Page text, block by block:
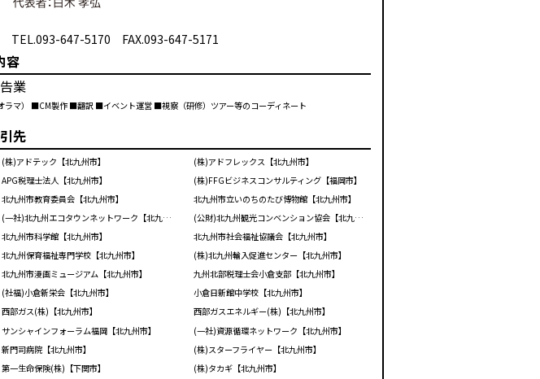
TEL.093-647-5170 FAX.093-647-5171
容
業
マ） ■CM製作 ■翻訳 ■イベント運営 ■視察（研修）ツアー等のコーディネート
先
(株)アドテック【北九州市】
(株)アドフレックス【北九州市】
APG税理士法人【北九州市】
(株)FFGビジネスコンサルティング【福岡市】
北九州市教育委員会【北九州市】
北九州市立いのちのたび博物館【北九州市】
(一社)北九州エコタウンネットワーク【北九州市】
(公財)北九州観光コンベンション協会【北九州市】
北九州市科学館【北九州市】
北九州市社会福祉協議会【北九州市】
北九州保育福祉専門学校【北九州市】
(株)北九州輸入促進センター【北九州市】
北九州市漫画ミュージアム【北九州市】
九州北部税理士会小倉支部【北九州市】
(社福)小倉新栄会【北九州市】
小倉日新館中学校【北九州市】
西部ガス(株)【北九州市】
西部ガスエネルギー(株)【北九州市】
サンシャインフォーラム福岡【北九州市】
(一社)資源循環ネットワーク【北九州市】
新門司病院【北九州市】
(株)スターフライヤー【北九州市】
第一生命保険(株)【下関市】
(株)タカギ【北九州市】